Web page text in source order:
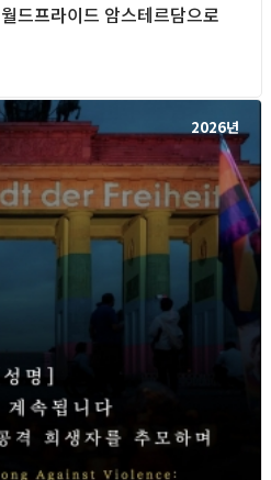
프라이드 암스테르담으로
2026년